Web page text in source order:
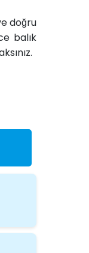
doğru
balık